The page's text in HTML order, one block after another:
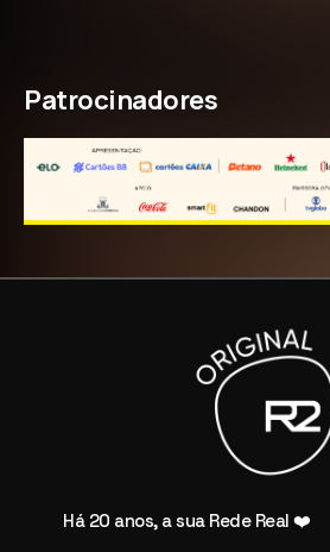
Patrocinadores
Há 20 anos, a sua Rede Real ❤️